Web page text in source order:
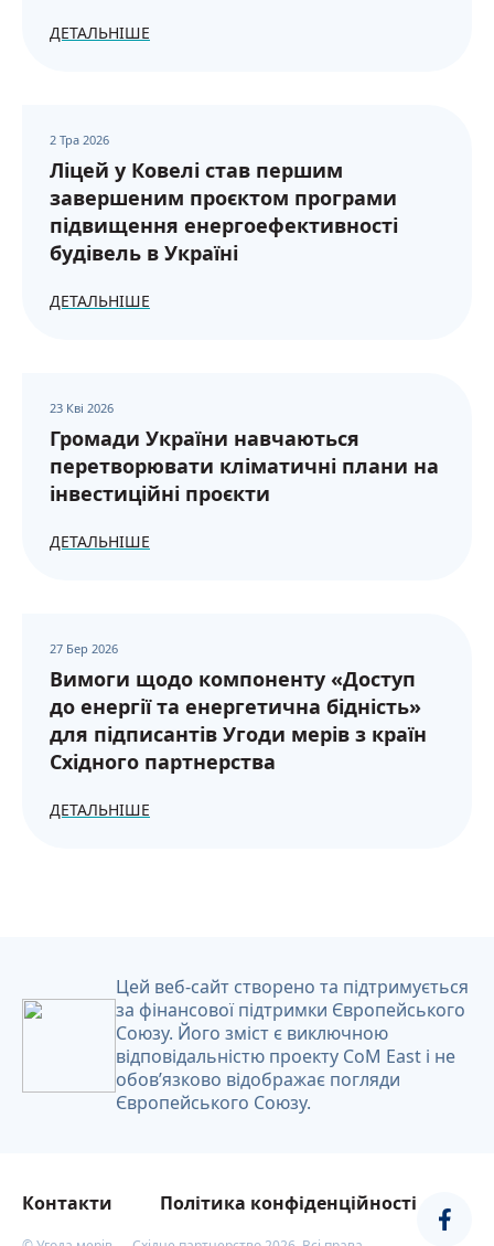
ДЕТАЛЬНІШЕ
2 Тра 2026
Ліцей у Ковелі став першим
завершеним проєктом програми
підвищення енергоефективності
будівель в Україні
ДЕТАЛЬНІШЕ
23 Кві 2026
Громади України навчаються
перетворювати кліматичні плани на
інвестиційні проєкти
ДЕТАЛЬНІШЕ
27 Бер 2026
Вимоги щодо компоненту «Доступ
до енергії та енергетична бідність»
для підписантів Угоди мерів з країн
Східного партнерства
ДЕТАЛЬНІШЕ
Цей веб-сайт створено та підтримується
за фінансової підтримки Європейського
Союзу. Його зміст є виключною
відповідальністю проекту CoM East і не
обов’язково відображає погляди
Європейського Союзу.
Контакти Політика конфіденційності